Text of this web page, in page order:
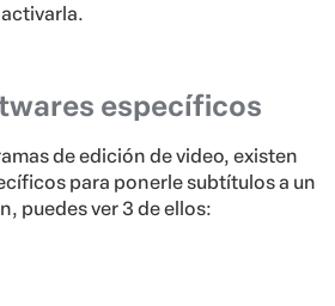
específicos
de edición de video, existen
para ponerle subtítulos a un
puedes ver 3 de ellos: